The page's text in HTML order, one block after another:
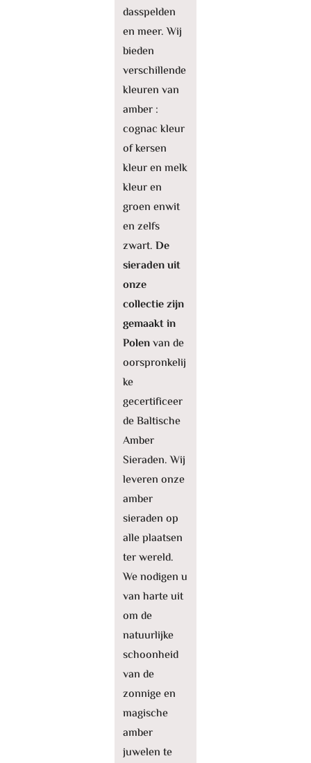
dasspelden
en meer. Wij
bieden
verschillende
kleuren van
amber :
cognac kleur
of kersen
kleur en melk
kleur en
groen enwit
en zelfs
zwart. De
sieraden uit
onze
collectie zijn
gemaakt in
Polenvan de
oorspronkelij
ke
gecertificeer
de Baltische
Amber
Sieraden. Wij
leveren onze
amber
sieraden op
alle plaatsen
ter wereld.
We nodigen u
van harte uit
om de
natuurlijke
schoonheid
van de
zonnige en
magische
amber
juwelen te